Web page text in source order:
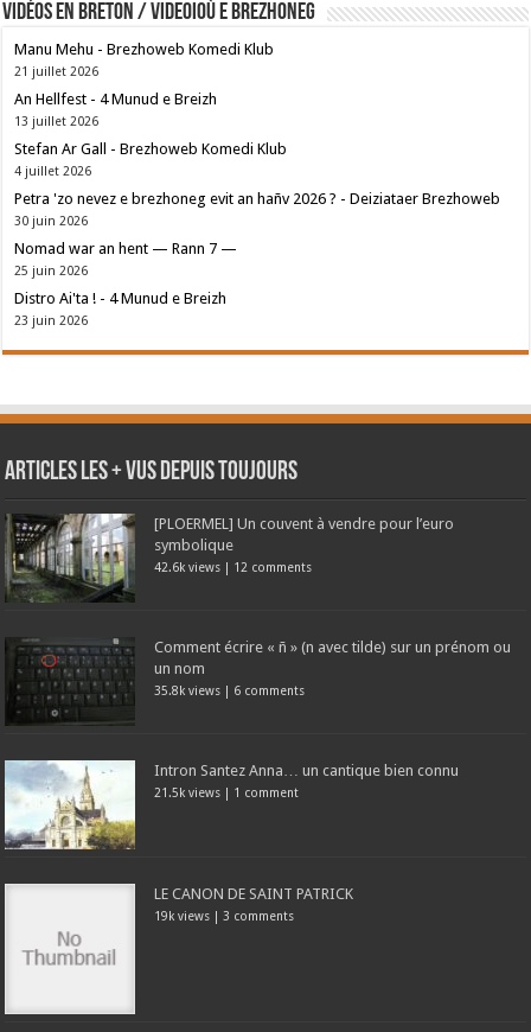
Vidéos en breton / Videoioù e brezhoneg
Manu Mehu - Brezhoweb Komedi Klub
21 juillet 2026
An Hellfest - 4 Munud e Breizh
13 juillet 2026
Stefan Ar Gall - Brezhoweb Komedi Klub
4 juillet 2026
Petra 'zo nevez e brezhoneg evit an hañv 2026 ? - Deiziataer Brezhoweb
30 juin 2026
Nomad war an hent — Rann 7 —
25 juin 2026
Distro Ai'ta ! - 4 Munud e Breizh
23 juin 2026
Articles les + vus depuis toujours
[PLOERMEL] Un couvent à vendre pour l’euro
symbolique
42.6k views | 12 comments
Comment écrire « ñ » (n avec tilde) sur un prénom ou
un nom
35.8k views | 6 comments
Intron Santez Anna… un cantique bien connu
21.5k views | 1 comment
LE CANON DE SAINT PATRICK
19k views | 3 comments